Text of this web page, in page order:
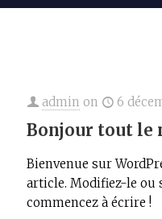
admin on 6
Bonjour tout le
Bienvenue sur
article. Modifiez-le ou
commencez à écrire !